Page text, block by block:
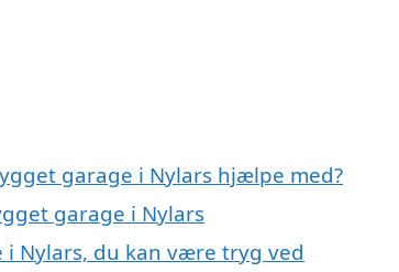
garage i Nylars hjælpe med?
garage i Nylars
Nylars, du kan være tryg ved